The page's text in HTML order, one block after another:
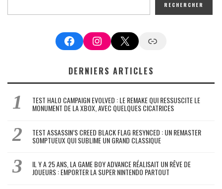
RECHERCHER
FacebookInstagram
X Google News
DERNIERS ARTICLES
TEST HALO CAMPAIGN EVOLVED : LE REMAKE QUI RESSUSCITE LE
MONUMENT DE LA XBOX, AVEC QUELQUES CICATRICES
TEST ASSASSIN’S CREED BLACK FLAG RESYNCED : UN REMASTER
SOMPTUEUX QUI SUBLIME UN GRAND CLASSIQUE
IL Y A 25 ANS, LA GAME BOY ADVANCE RÉALISAIT UN RÊVE DE
JOUEURS : EMPORTER LA SUPER NINTENDO PARTOUT